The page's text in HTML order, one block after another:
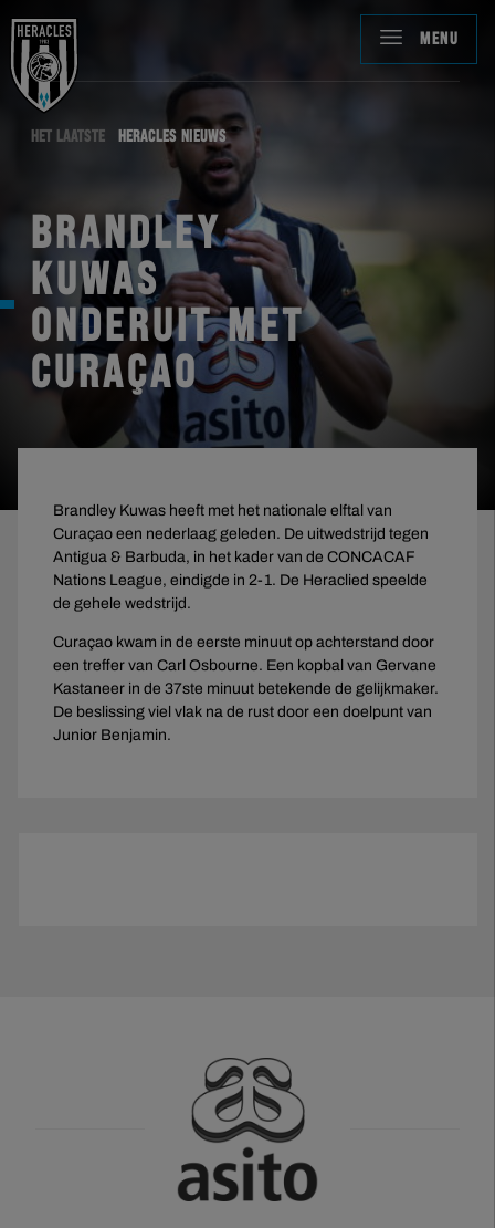
MENU
HET LAATSTE HERACLES NIEUWS
BRANDLEY
KUWAS
ONDERUIT MET
CURAÇAO
Brandley Kuwas heeft met het nationale elftal van
Curaçao een nederlaag geleden. De uitwedstrijd tegen
Antigua & Barbuda, in het kader van de CONCACAF
Nations League, eindigde in 2-1. De Heraclied speelde
de gehele wedstrijd.
Curaçao kwam in de eerste minuut op achterstand door
een treffer van Carl Osbourne. Een kopbal van Gervane
Kastaneer in de 37ste minuut betekende de gelijkmaker.
De beslissing viel vlak na de rust door een doelpunt van
Junior Benjamin.